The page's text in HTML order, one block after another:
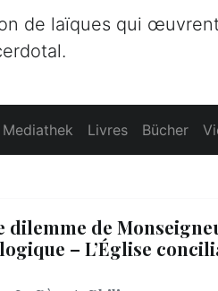
de laïques qui
Mediathek Livres Bücher
dilemme de
– L’Église